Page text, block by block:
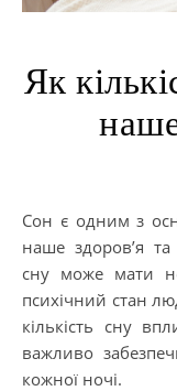
Як
Сон є одним з основних факторів, що впливають на
наше здоров’я та
сну може мати
психічний стан
кількість сну
важливо
кожної ночі.